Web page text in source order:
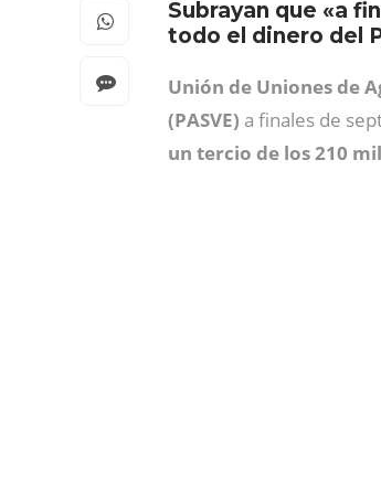
Subrayan que «a
todo el dinero del
Unión de Uniones de
(PASVE) a finales de
un tercio de los 210